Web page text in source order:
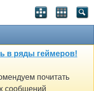
в ряды геймеров!
почитать
сообщений